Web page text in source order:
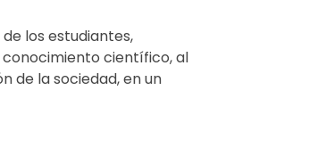
los estudiantes,
conocimiento científico, al
de la sociedad, en un